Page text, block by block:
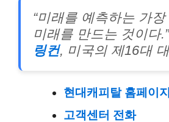
“미래를 예측하는 가
미래를 만드는 것이다
링컨, 미국의 제16대
현대캐피탈 홈페이지
고객센터 전화